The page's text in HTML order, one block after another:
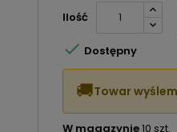
Ilość
 Dostępny
🚚Towar
W magazynie10 szt.